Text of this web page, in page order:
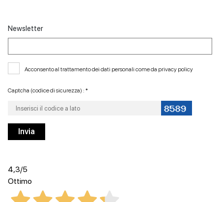
Newsletter
Acconsento al trattamento dei dati personali come da privacy policy
Captcha (codice di sicurezza) : *
4,3/5
Ottimo